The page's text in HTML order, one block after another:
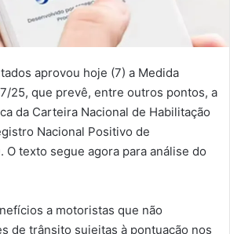
aprovou hoje (7) a Medida
25, que prevê, entre outros pontos, a
da Carteira Nacional de Habilitação
Nacional Positivo de
O texto segue agora para análise do
a motoristas que não
de trânsito sujeitas à pontuação nos